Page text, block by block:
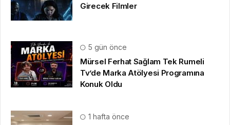
Girecek Filmler
5 gün önce
Mürsel Ferhat Sağlam Tek Rumeli
Tv’de Marka Atölyesi Programına
Konuk Oldu
1 hafta önce